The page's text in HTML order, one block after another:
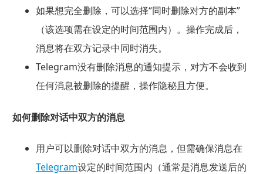
如果想完全删除，可以选择“同时删除对方的副本”
（该选项需在设定的时间范围内）。操作完成后，
消息将在双方记录中同时消失。
Telegram没有删除消息的通知提示，对方不会收到
任何消息被删除的提醒，操作隐秘且方便。
如何删除对话中双方的消息
用户可以删除对话中双方的消息，但需确保消息在
Telegram设定的时间范围内（通常是消息发送后的